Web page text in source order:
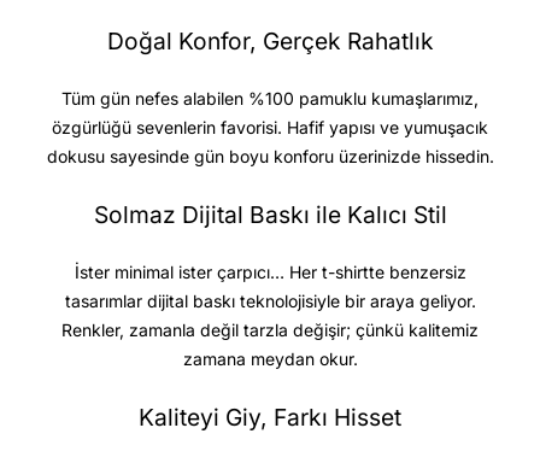
Doğal Konfor, Gerçek Rahatlık
Tüm gün nefes alabilen %100 pamuklu kumaşlarımız,
özgürlüğü sevenlerin favorisi. Hafif yapısı ve yumuşacık
dokusu sayesinde gün boyu konforu üzerinizde hissedin.
Solmaz Dijital Baskı ile Kalıcı Stil
İster minimal ister çarpıcı… Her t-shirtte benzersiz
tasarımlar dijital baskı teknolojisiyle bir araya geliyor.
Renkler, zamanla değil tarzla değişir; çünkü kalitemiz
zamana meydan okur.
Kaliteyi Giy, Farkı Hisset